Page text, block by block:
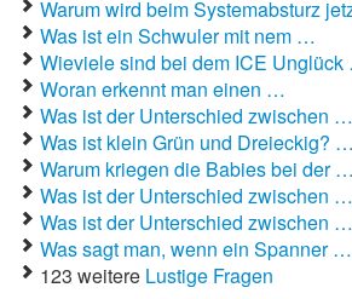
Bauernwitze
Bayern Witze
Beamtenwitze
Bierwitze
Bill Clinton Witze
Blondinenwitze
Warum wird beim Systemabsturz
Was ist ein Schwuler mit nem …
Wieviele sind bei dem ICE
Woran erkennt man einen …
Was ist der Unterschied zwischen …
Was ist klein Grün und Dreieckig? …
Warum kriegen die Babies bei der …
Was ist der Unterschied zwischen …
Was ist der Unterschied zwischen …
Was sagt man, wenn ein Spanner …
123 weitere Lustige Fragen